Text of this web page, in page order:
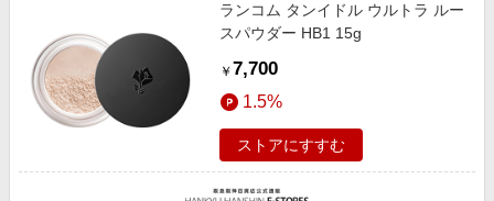
ランコム タンイドル ウルトラ ルー
スパウダー HB1 15g
￥ 7,700
1.5%
ストアにすすむ